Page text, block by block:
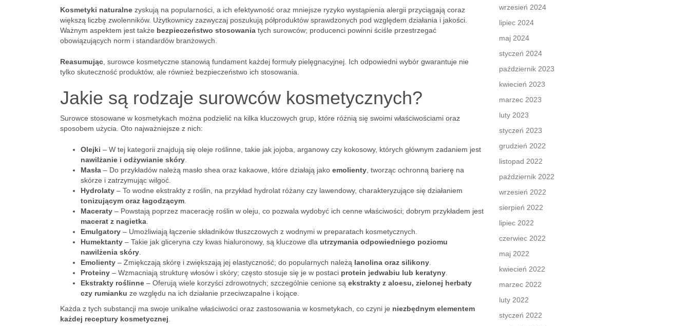
Kosmetyki naturalne zyskują na popularności, a ich efektywność oraz mniejsze ryzyko wystąpienia alergii przyciągają coraz
większą liczbę zwolenników. Użytkownicy zazwyczaj poszukują półproduktów sprawdzonych pod względem działania i jakości.
Ważnym aspektem jest także bezpieczeństwo stosowania tych surowców; producenci powinni ściśle przestrzegać
obowiązujących norm i standardów branżowych.
Reasumując , surowce kosmetyczne stanowią fundament każdej formuły pielęgnacyjnej. Ich odpowiedni wybór gwarantuje nie
tylko skuteczność produktów, ale również bezpieczeństwo ich stosowania.
Jakie są rodzaje surowców kosmetycznych?
Surowce stosowane w kosmetykach można podzielić na kilka kluczowych grup, które różnią się swoimi właściwościami oraz
sposobem użycia. Oto najważniejsze z nich:
Olejki – W tej kategorii znajdują się oleje roślinne, takie jak jojoba, arganowy czy kokosowy, których głównym zadaniem jest
nawilżanie i odżywianie skóry
Masła – Do przykładów należą masło shea oraz kakaowe, które działają jako emolienty , tworząc ochronną barierę na
skórze i zatrzymując wilgoć.
Hydrolaty – To wodne ekstrakty z roślin, na przykład hydrolat różany czy lawendowy, charakteryzujące się działaniem
tonizującym oraz łagodzącym
Maceraty – Powstają poprzez macerację roślin w oleju, co pozwala wydobyć ich cenne właściwości; dobrym przykładem jest
macerat z nagietka
Emulgatory – Umożliwiają łączenie składników tłuszczowych z wodnymi w preparatach kosmetycznych.
Humektanty – Takie jak gliceryna czy kwas hialuronowy, są kluczowe dla utrzymania odpowiedniego poziomu
nawilżenia skóry
Emolienty – Zmiękczają skórę i zwiększają jej elastyczność; do popularnych należą lanolina oraz silikony
Proteiny – Wzmacniają strukturę włosów i skóry; często stosuje się je w postaci protein jedwabiu lub keratyny
Ekstrakty roślinne – Oferują wiele korzyści zdrowotnych; szczególnie cenione są ekstrakty z aloesu, zielonej herbaty
czy rumianku ze względu na ich działanie przeciwzapalne i kojące.
Każda z tych substancji ma swoje unikalne właściwości oraz zastosowania w kosmetykach, co czyni je niezbędnym elementem
każdej receptury kosmetycznej
wrzesień 2024
lipiec 2024
maj 2024
styczeń 2024
październik 2023
kwiecień 2023
marzec 2023
luty 2023
styczeń 2023
grudzień 2022
listopad 2022
październik 2022
wrzesień 2022
sierpień 2022
lipiec 2022
czerwiec 2022
maj 2022
kwiecień 2022
marzec 2022
luty 2022
styczeń 2022